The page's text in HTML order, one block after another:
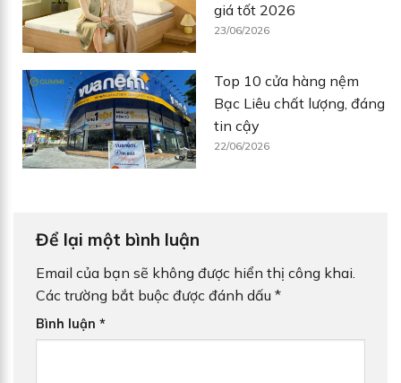
giá tốt 2026
23/06/2026
Top 10 cửa hàng nệm
Bạc Liêu chất lượng, đáng
tin cậy
22/06/2026
Để lại một bình luận
Email của bạn sẽ không được hiển thị công khai.
Các trường bắt buộc được đánh dấu *
Bình luận *